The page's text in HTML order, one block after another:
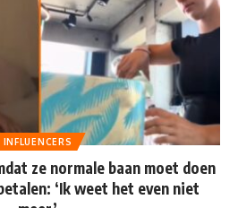
INFLUENCERS
ze normale baan moet doen
‘Ik weet het even niet